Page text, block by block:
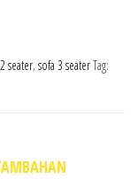
seater, sofa 3 seaterTag: